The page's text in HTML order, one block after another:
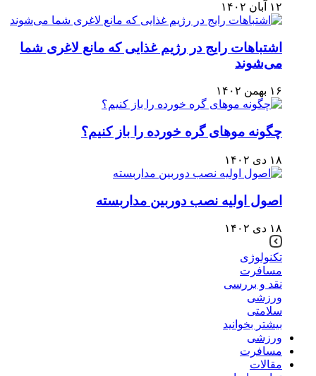
۱۲ آبان ۱۴۰۲
اشتباهات رایج در رژیم غذایی که مانع لاغری شما
می‌شوند
۱۶ بهمن ۱۴۰۲
چگونه موهای گره خورده را باز کنیم؟
۱۸ دی ۱۴۰۲
اصول اولیه نصب دوربین مداربسته
۱۸ دی ۱۴۰۲
تکنولوژی
مسافرت
نقد و بررسی
ورزشی
سلامتی
بیشتر بخوانید
ورزشی
مسافرت
مقالات